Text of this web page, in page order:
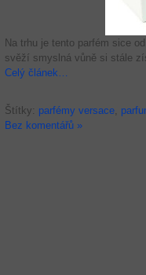
Na trhu je tento parfém sice
svěží smyslná vůně si stále
Celý článek…
Štítky: parfémy versace,
Bez komentářů »